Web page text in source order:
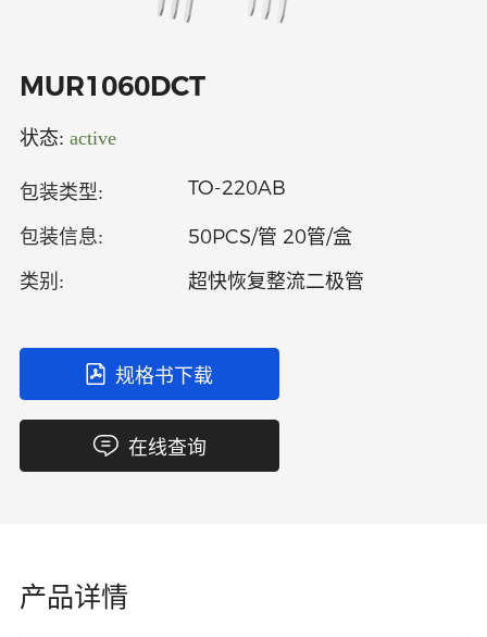
关于
语言
MUR1060DCT
状态: active
包装类型: TO-220AB
包装信息: 50PCS/管 20管/盒
类别: 超快恢复整流二极管
规格书下载
在线查询
产品详情